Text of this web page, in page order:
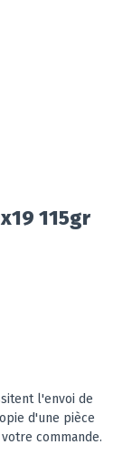
115gr
l'envoi de
d'une pièce
commande.